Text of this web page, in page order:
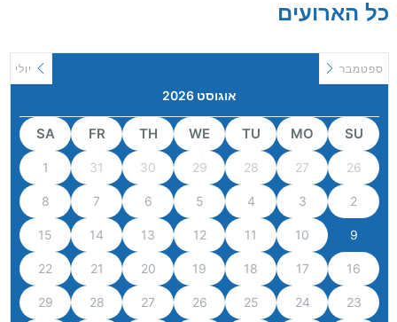
כל הארועים
יולי
אוגוסט 2026
ספטמבר
SU
MO
TU
WE
TH
FR
SA
26
27
28
29
30
31
1
2
3
4
5
6
7
8
9
10
11
12
13
14
15
16
17
18
19
20
21
22
23
24
25
26
27
28
29